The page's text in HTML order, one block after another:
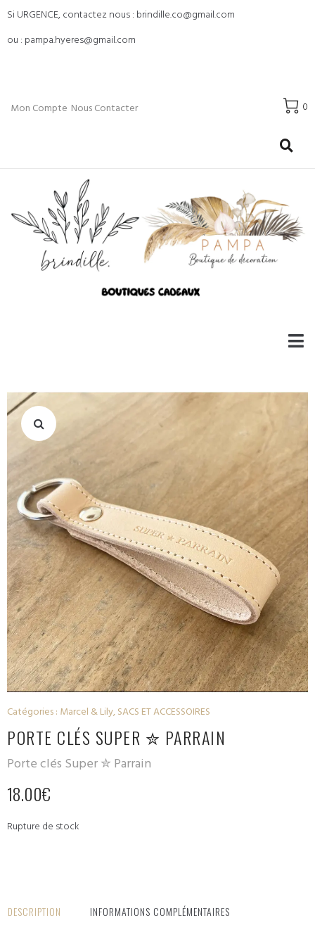
Si URGENCE, contactez nous : brindille.co@gmail.com
ou : pampa.hyeres@gmail.com
Mon Compte Nous Contacter 0
Catégories : Marcel & Lily,SACS ET ACCESSOIRES
PORTE CLÉS SUPER ✮ PARRAIN
Porte clés Super ✮ Parrain
18.00€
Rupture de stock
DESCRIPTION INFORMATIONS COMPLÉMENTAIRES